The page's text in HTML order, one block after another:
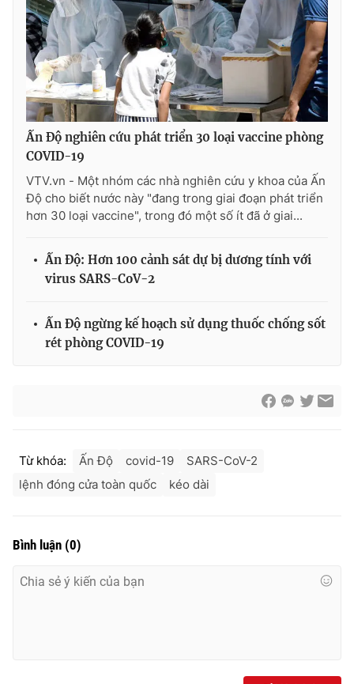
Ðiện thoại Thời báo VTV:024.66 897 897
Email:toasoan@vtv.vn
Liên hệ quảng cáo:
024-7300.7108
® Cấm sao chép dưới mọi hình thức nếu không có sự chấp
Ấn Độ nghiên cứu phát triển 30 loại vaccine phòng
COVID-19
VTV.vn - Một nhóm các nhà nghiên cứu y khoa của Ấn
Độ cho biết nước này "đang trong giai đoạn phát triển
hơn 30 loại vaccine", trong đó một số ít đã ở giai...
Ấn Độ: Hơn 100 cảnh sát dự bị dương tính với
virus SARS-CoV-2
Ấn Độ ngừng kế hoạch sử dụng thuốc chống sốt
rét phòng COVID-19
Từ khóa: Ấn Độ covid-19
SARS-CoV-2
lệnh đóng cửa toàn quốc
kéo dài
Bình luận (0)